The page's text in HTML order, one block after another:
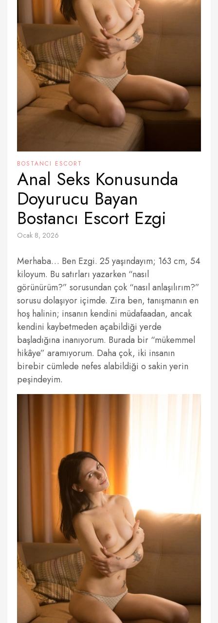
BOSTANCI ESCORT
Anal Seks Konusunda
Doyurucu Bayan
Bostancı Escort Ezgi
Ocak 8, 2026
Merhaba… Ben Ezgi. 25 yaşındayım; 163 cm, 54
kiloyum. Bu satırları yazarken “nasıl
görünürüm?” sorusundan çok “nasıl anlaşılırım?”
sorusu dolaşıyor içimde. Zira ben, tanışmanın en
hoş halinin; insanın kendini müdafaadan, ancak
kendini kaybetmeden açabildiği yerde
başladığına inanıyorum. Burada bir “mükemmel
hikâye” aramıyorum. Daha çok, iki insanın
birebir cümlede nefes alabildiği o sakin yerin
peşindeyim.